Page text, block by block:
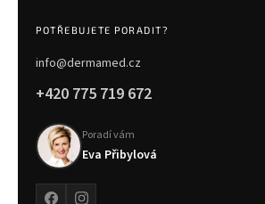
POTŘEBUJETE PORADIT?
info@dermamed.cz
+420 775 719 672
Poradí vám
Eva Přibylová